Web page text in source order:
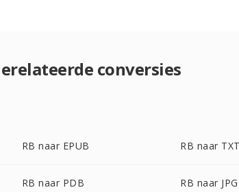
conversies
RB naar EPUB RB naar
RB naar PDB RB naar JPG